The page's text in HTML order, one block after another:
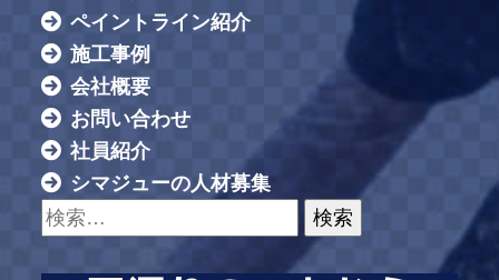
ペイントライン紹介
施工事例
会社概要
お問い合わせ
社員紹介
シマジューの人材募集
検索: